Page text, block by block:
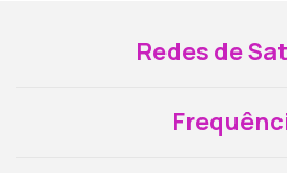
Redes de